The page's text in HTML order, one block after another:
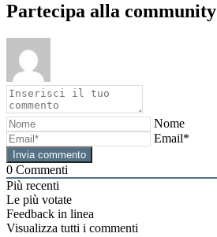
Partecipa alla community
Nome
Email*
0 Commenti
Più recenti
Le più votate
Feedback in linea
Visualizza tutti i commenti